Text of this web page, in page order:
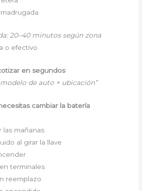
20–40 minutos según zona
o efectivo
en segundos
modelo de auto + ubicación”
cambiar la batería
las mañanas
al girar la llave
terminales
reemplazo